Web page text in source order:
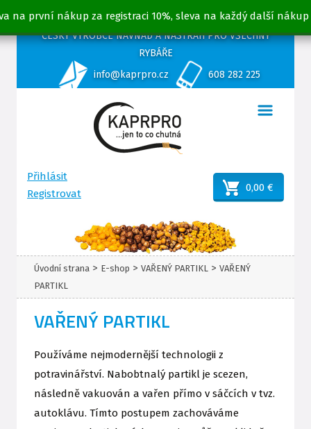
na první nákup za registraci 10%, sleva na každý další nákup
ČESKÝ VÝROBCE NÁVNAD A NÁSTRAH PRO VŠECHNY
RYBÁŘE
info@kaprpro.cz
608 282 225
Přihlásit
Registrovat
0,00 €
Úvodní strana > E-shop > VAŘENÝ PARTIKL > VAŘENÝ
PARTIKL
VAŘENÝ PARTIKL
Používáme nejmodernější technologii z
potravinářství. Nabobtnalý partikl je scezen,
následně vakuován a vařen přímo v sáčcích v tvz.
autoklávu. Tímto postupem zachováváme